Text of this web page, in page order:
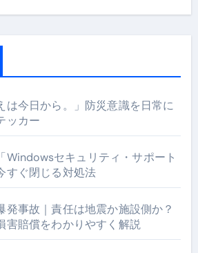
は今日から。」防災意識を日常に
ッカー
Windowsセキュリティ・サポート
すぐ閉じる対処法
発事故｜責任は地震か施設側か？
害賠償をわかりやすく解説